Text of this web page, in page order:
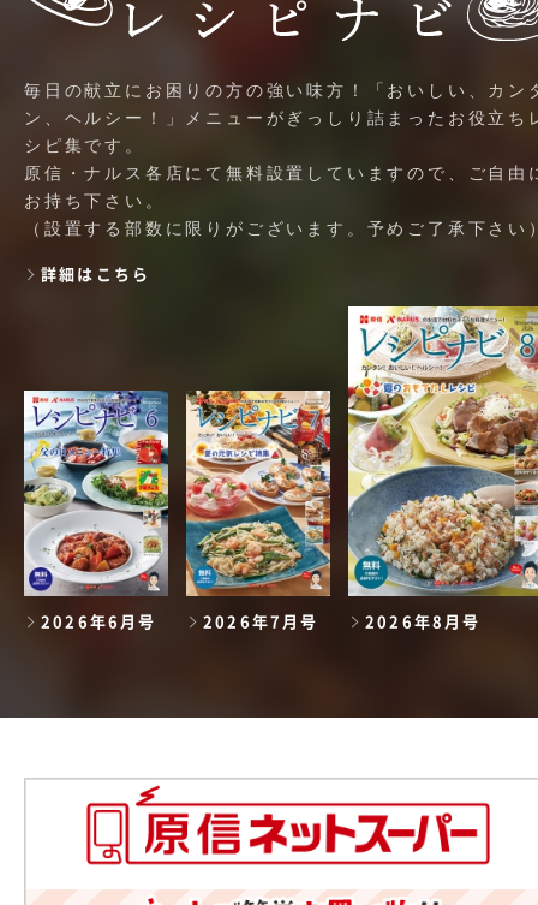
毎日の献立にお困りの方の強い味方！「おいしい、カン
ン、ヘルシー！」メニューがぎっしり詰まったお役立ち
シピ集です。
原信・ナルス各店にて無料設置していますので、ご自由
お持ち下さい。
（設置する部数に限りがございます。予めご了承下さい
詳細はこちら
2026年6月号 2026年7月号 2026年8月号